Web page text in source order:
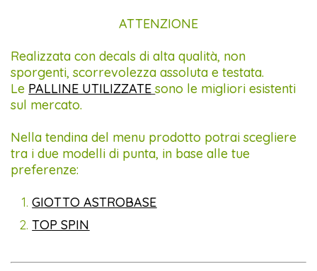
ATTENZIONE
Realizzata con decals di alta qualità, non
sporgenti, scorrevolezza assoluta e testata.
Le PALLINE UTILIZZATE sono le migliori esistenti
sul mercato.
Nella tendina del menu prodotto potrai scegliere
tra i due modelli di punta, in base alle tue
preferenze:
GIOTTO ASTROBASE
TOP SPIN